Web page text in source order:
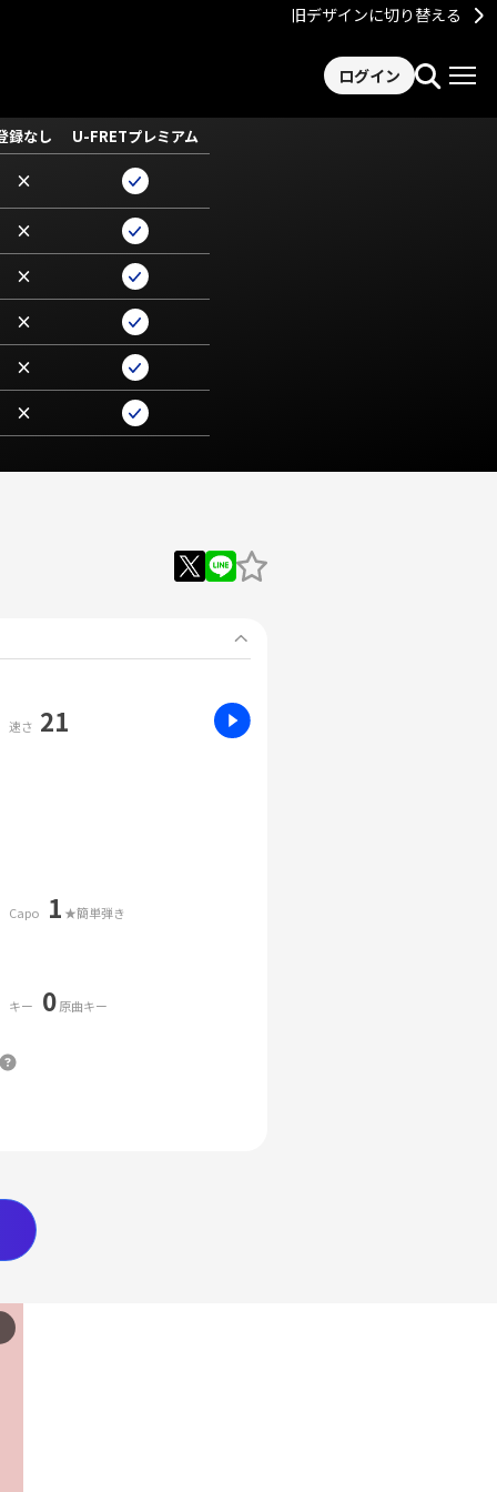
旧デザインに切り替える
ログイン
録なし U-FRETプレミアム
×
×
×
×
×
×
速さ 21
Capo 1 ★簡単弾き
キー 0原曲キー